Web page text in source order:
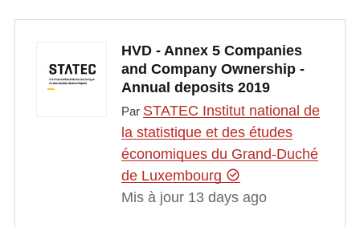
HVD - Annex 5 Companies
and Company Ownership -
Annual deposits 2019
Par STATEC Institut national de
la statistique et des études
économiques du Grand-Duché
de Luxembourg
Mis à jour 13 days ago